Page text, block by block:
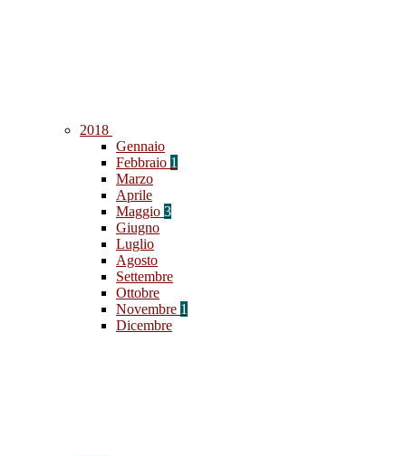
2018
Gennaio
Febbraio 1
Marzo
Aprile
Maggio 3
Giugno
Luglio
Agosto
Settembre
Ottobre
Novembre 1
Dicembre